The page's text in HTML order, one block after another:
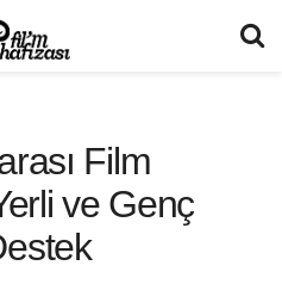
Film
ve Genç